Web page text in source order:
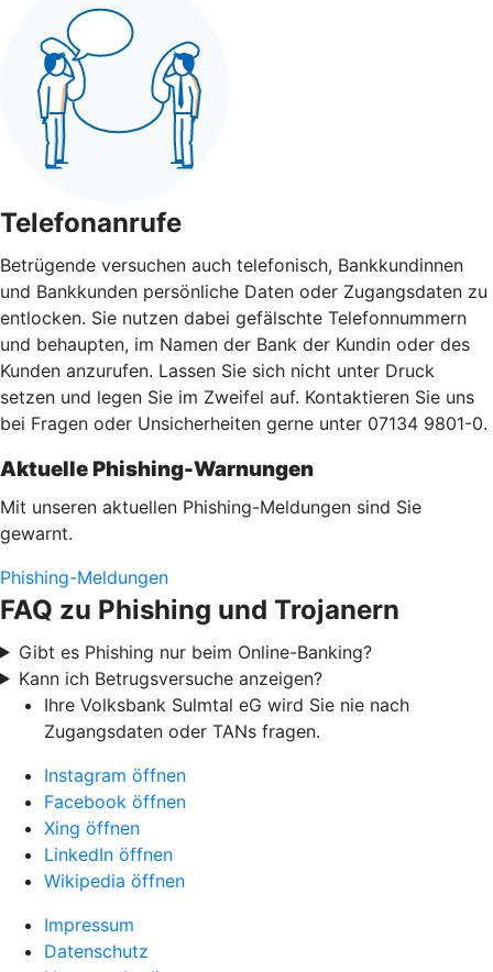
Telefonanrufe
Betrügende versuchen auch telefonisch, Bankkundinnen
und Bankkunden persönliche Daten oder Zugangsdaten zu
entlocken. Sie nutzen dabei gefälschte Telefonnummern
und behaupten, im Namen der Bank der Kundin oder des
Kunden anzurufen. Lassen Sie sich nicht unter Druck
setzen und legen Sie im Zweifel auf. Kontaktieren Sie uns
bei Fragen oder Unsicherheiten gerne unter 07134 9801-0.
Aktuelle Phishing-Warnungen
Mit unseren aktuellen Phishing-Meldungen sind Sie
gewarnt.
Phishing-Meldungen
FAQ zu Phishing und Trojanern
Gibt es Phishing nur beim Online-Banking?
Kann ich Betrugsversuche anzeigen?
Ihre Volksbank Sulmtal eG wird Sie nie nach
Zugangsdaten oder TANs fragen.
Instagram öffnen
Facebook öffnen
Xing öffnen
LinkedIn öffnen
Wikipedia öffnen
Impressum
Datenschutz